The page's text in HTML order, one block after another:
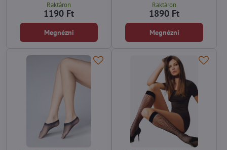
Raktáron
1190 Ft
Megnézni
Raktáron
1890 Ft
Megnézni